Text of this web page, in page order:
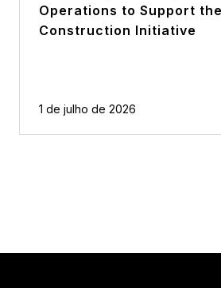
Operations to Support
Construction Initiative
1 de julho de 2026